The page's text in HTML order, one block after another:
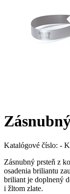
Katalógové číslo: -
Zásnubný prsteň z
osadenia briliantu
briliant je doplnený
i žltom zlate.